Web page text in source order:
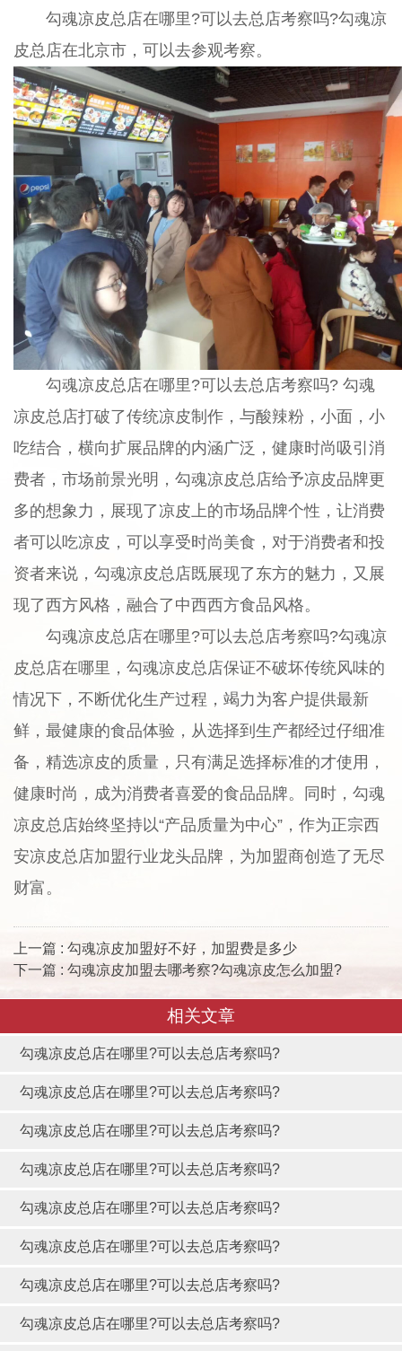
勾魂凉皮总店在哪里?可以去总店考察吗?勾魂凉
皮总店在北京市，可以去参观考察。
勾魂凉皮总店在哪里?可以去总店考察吗? 勾魂
凉皮总店打破了传统凉皮制作，与酸辣粉，小面，小
吃结合，横向扩展品牌的内涵广泛，健康时尚吸引消
费者，市场前景光明，勾魂凉皮总店给予凉皮品牌更
多的想象力，展现了凉皮上的市场品牌个性，让消费
者可以吃凉皮，可以享受时尚美食，对于消费者和投
资者来说，勾魂凉皮总店既展现了东方的魅力，又展
现了西方风格，融合了中西西方食品风格。
勾魂凉皮总店在哪里?可以去总店考察吗?勾魂凉
皮总店在哪里，勾魂凉皮总店保证不破坏传统风味的
情况下，不断优化生产过程，竭力为客户提供最新
鲜，最健康的食品体验，从选择到生产都经过仔细准
备，精选凉皮的质量，只有满足选择标准的才使用，
健康时尚，成为消费者喜爱的食品品牌。同时，勾魂
凉皮总店始终坚持以“产品质量为中心”，作为正宗西
安凉皮总店加盟行业龙头品牌，为加盟商创造了无尽
财富。
上一篇 : 勾魂凉皮加盟好不好，加盟费是多少
下一篇 : 勾魂凉皮加盟去哪考察?勾魂凉皮怎么加盟?
相关文章
勾魂凉皮总店在哪里?可以去总店考察吗?
勾魂凉皮总店在哪里?可以去总店考察吗?
勾魂凉皮总店在哪里?可以去总店考察吗?
勾魂凉皮总店在哪里?可以去总店考察吗?
勾魂凉皮总店在哪里?可以去总店考察吗?
勾魂凉皮总店在哪里?可以去总店考察吗?
勾魂凉皮总店在哪里?可以去总店考察吗?
勾魂凉皮总店在哪里?可以去总店考察吗?